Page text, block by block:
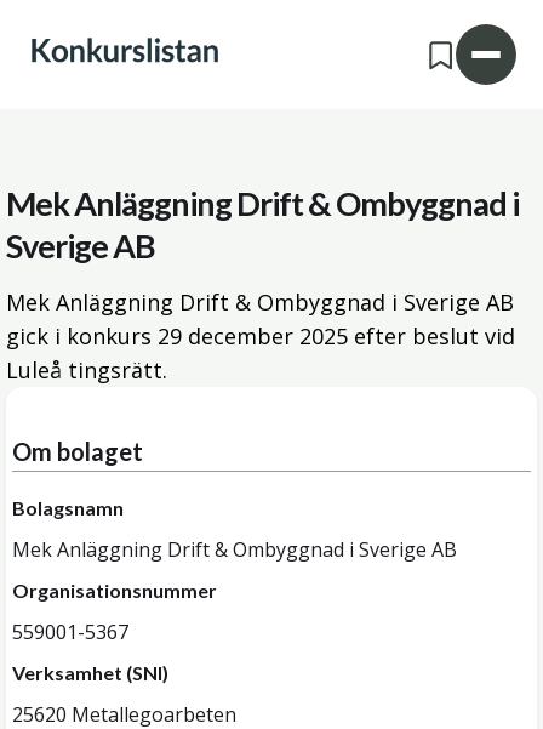
Mek Anläggning Drift & Ombyggnad i
Sverige AB
Mek Anläggning Drift & Ombyggnad i Sverige AB
gick i konkurs 29 december 2025 efter beslut vid
Luleå tingsrätt.
Om bolaget
Bolagsnamn
Mek Anläggning Drift & Ombyggnad i Sverige AB
Organisationsnummer
559001-5367
Verksamhet (SNI)
25620 Metallegoarbeten